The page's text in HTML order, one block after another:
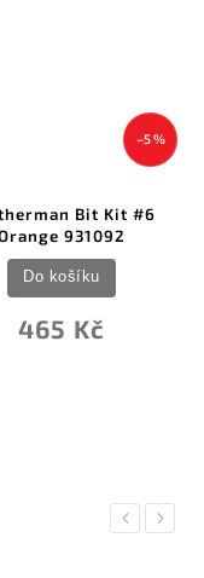
Fox Knives
VULPIS Titan, 5
2 499 Kč
Do košíku
Previous
Next